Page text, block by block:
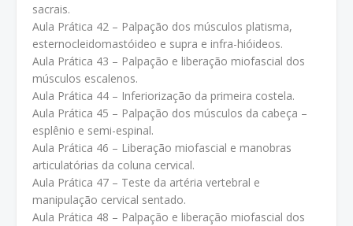
sacrais.
Aula Prática 42 – Palpação dos músculos platisma,
esternocleidomastóideo e supra e infra-hióideos.
Aula Prática 43 – Palpação e liberação miofascial dos
músculos escalenos.
Aula Prática 44 – Inferiorização da primeira costela.
Aula Prática 45 – Palpação dos músculos da cabeça –
esplênio e semi-espinal.
Aula Prática 46 – Liberação miofascial e manobras
articulatórias da coluna cervical.
Aula Prática 47 – Teste da artéria vertebral e
manipulação cervical sentado.
Aula Prática 48 – Palpação e liberação miofascial dos